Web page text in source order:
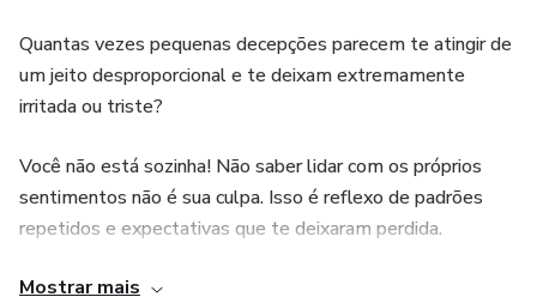
Quantas vezes pequenas decepções parecem te atingir de
um jeito desproporcional e te deixam extremamente
irritada ou triste?
Você não está sozinha! Não saber lidar com os próprios
sentimentos não é sua culpa. Isso é reflexo de padrões
repetidos e expectativas que te deixaram perdida.
Pergunte-se:
Mostrar mais